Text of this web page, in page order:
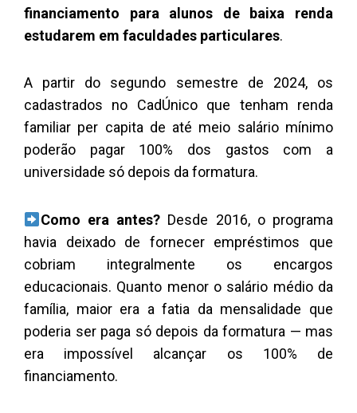
financiamento para alunos de baixa renda
estudarem em faculdades particulares.
A partir do segundo semestre de 2024, os
cadastrados no CadÚnico que tenham renda
familiar per capita de até meio salário mínimo
poderão pagar 100% dos gastos com a
universidade só depois da formatura.
Como era antes? Desde 2016, o programa
havia deixado de fornecer empréstimos que
cobriam integralmente os encargos
educacionais. Quanto menor o salário médio da
família, maior era a fatia da mensalidade que
poderia ser paga só depois da formatura — mas
era impossível alcançar os 100% de
financiamento.